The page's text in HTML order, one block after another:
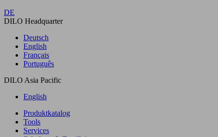
DE
DILO Headquarter
Deutsch
English
Français
Português
DILO Asia Pacific
English
Produktkatalog
Tools
Services